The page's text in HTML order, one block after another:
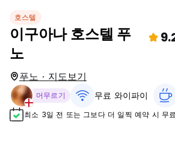
호스텔
이구아나 호스텔 푸
노
푸노 · 지도보기
머무르기 무료 와이파이
최소 3일 전 또는 그보다 더 일찍 예약 시 무